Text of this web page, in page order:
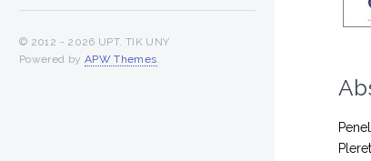
© 2012 - 2026 UPT. TIK UNY
Powered by APW Themes